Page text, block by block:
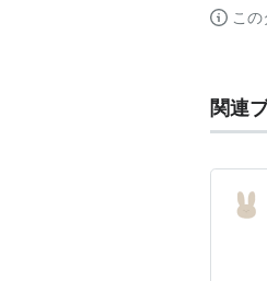
こ
関連